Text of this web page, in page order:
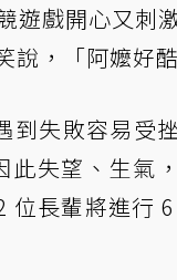
遊戲開心又刺
，「阿嬤好酷
到失敗容易受
此失望、生氣
位長輩將進行